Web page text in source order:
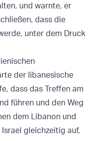
und warnte, er
dass die
unter dem Druck
der libanesische
dass das Treffen am
führen und den Weg
dem Libanon und
gleichzeitig auf,